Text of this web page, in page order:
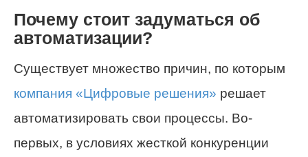
Почему стоит задуматься об
автоматизации?
Существует множество причин, по которым
компания «Цифровые решения» решает
автоматизировать свои процессы. Во-
первых, в условиях жесткой конкуренции